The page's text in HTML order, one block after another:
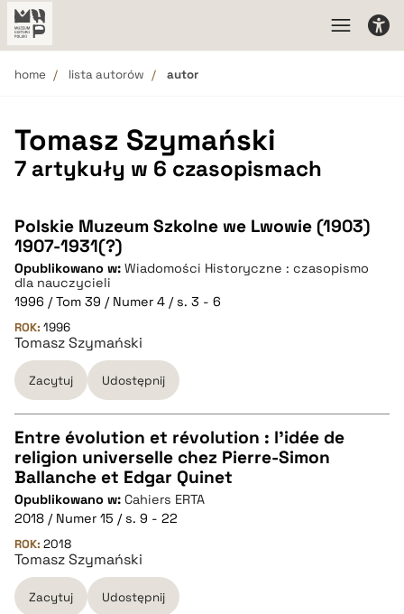
home lista autorów autor
Tomasz Szymański
7 artykuły w 6 czasopismach
Polskie Muzeum Szkolne we Lwowie (1903)
1907-1931(?)
Opublikowano w: Wiadomości Historyczne : czasopismo
dla nauczycieli
1996 / Tom 39 / Numer 4 / s. 3 - 6
ROK: 1996
Tomasz Szymański
Zacytuj Udostępnij
CZYSTY TEKST
pobierz cytat
BIBTEX
Entre évolution et révolution : l’idée de
religion universelle chez Pierre-Simon
Ballanche et Edgar Quinet
Opublikowano w: Cahiers ERTA
2018 / Numer 15 / s. 9 - 22
ROK: 2018
Tomasz Szymański
Zacytuj Udostępnij